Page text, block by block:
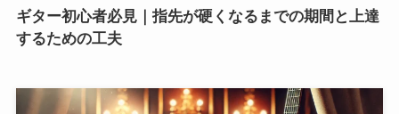
ギター初心者必見｜指先が硬くなるまでの期間と上達
するための工夫